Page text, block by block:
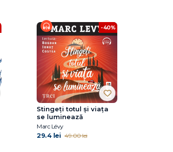
-40%
Stingeți totul și viața
se luminează
Marc Lévy
29.4 lei 49.00 lei